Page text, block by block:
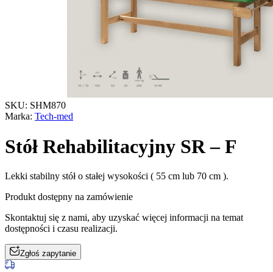
SKU: SHM870
Marka: Tech-med
Stół Rehabilitacyjny SR – F
Lekki stabilny stół o stałej wysokości ( 55 cm lub 70 cm ).
Produkt dostępny na zamówienie
Skontaktuj się z nami, aby uzyskać więcej informacji na temat
dostępności i czasu realizacji.
Zgłoś zapytanie